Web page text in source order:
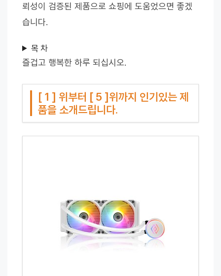
뢰성이 검증된 제품으로 쇼핑에 도움었으면 좋겠
습니다.
목 차
즐겁고 행복한 하루 되십시오.
[ 1 ] 위부터 [ 5 ]위까지 인기있는 제
품을 소개드립니다.